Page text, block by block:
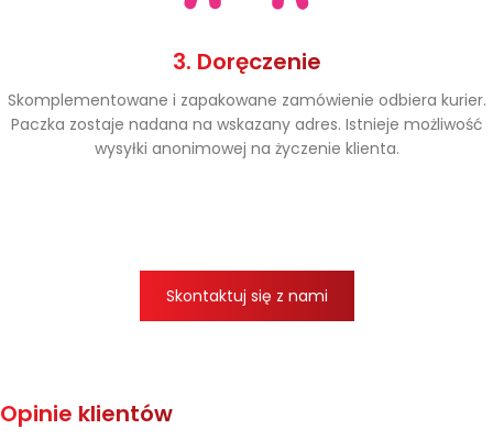
3. Doręczenie
Skomplementowane i zapakowane zamówienie odbiera kurier.
Paczka zostaje nadana na wskazany adres. Istnieje możliwość
wysyłki anonimowej na życzenie klienta.
Skontaktuj się z nami
Opinie klientów